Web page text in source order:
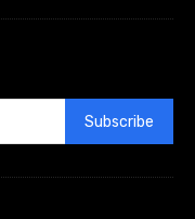
Subscribe